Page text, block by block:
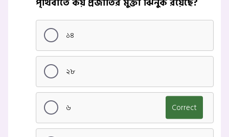
১৪
২৮
৬ Correct